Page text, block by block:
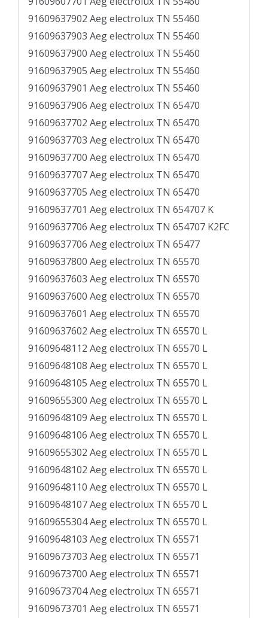
91609637902 Aeg electrolux TN 55460
91609637903 Aeg electrolux TN 55460
91609637900 Aeg electrolux TN 55460
91609637905 Aeg electrolux TN 55460
91609637901 Aeg electrolux TN 55460
91609637906 Aeg electrolux TN 65470
91609637702 Aeg electrolux TN 65470
91609637703 Aeg electrolux TN 65470
91609637700 Aeg electrolux TN 65470
91609637707 Aeg electrolux TN 65470
91609637705 Aeg electrolux TN 65470
91609637701 Aeg electrolux TN 654707 K
91609637706 Aeg electrolux TN 654707 K2FC
91609637706 Aeg electrolux TN 65477
91609637800 Aeg electrolux TN 65570
91609637603 Aeg electrolux TN 65570
91609637600 Aeg electrolux TN 65570
91609637601 Aeg electrolux TN 65570
91609637602 Aeg electrolux TN 65570 L
91609648112 Aeg electrolux TN 65570 L
91609648108 Aeg electrolux TN 65570 L
91609648105 Aeg electrolux TN 65570 L
91609655300 Aeg electrolux TN 65570 L
91609648109 Aeg electrolux TN 65570 L
91609648106 Aeg electrolux TN 65570 L
91609655302 Aeg electrolux TN 65570 L
91609648102 Aeg electrolux TN 65570 L
91609648110 Aeg electrolux TN 65570 L
91609648107 Aeg electrolux TN 65570 L
91609655304 Aeg electrolux TN 65570 L
91609648103 Aeg electrolux TN 65571
91609673703 Aeg electrolux TN 65571
91609673700 Aeg electrolux TN 65571
91609673704 Aeg electrolux TN 65571
91609673701 Aeg electrolux TN 65571